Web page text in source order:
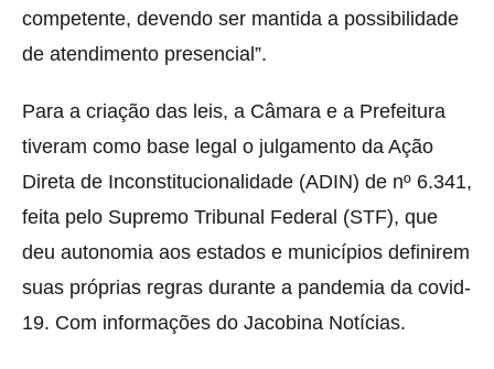
competente, devendo ser mantida a possibilidade
de atendimento presencial”.
Para a criação das leis, a Câmara e a Prefeitura
tiveram como base legal o julgamento da Ação
Direta de Inconstitucionalidade (ADIN) de nº 6.341,
feita pelo Supremo Tribunal Federal (STF), que
deu autonomia aos estados e municípios definirem
suas próprias regras durante a pandemia da covid-
19. Com informações do Jacobina Notícias.